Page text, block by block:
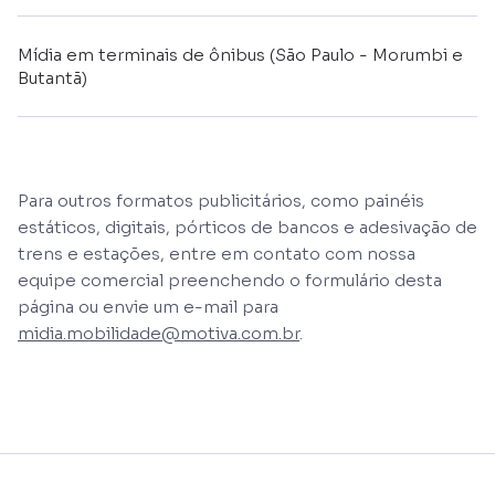
Mídia em terminais de ônibus (São Paulo - Morumbi e
Butantã)
Para outros formatos publicitários, como painéis
estáticos, digitais, pórticos de bancos e adesivação de
trens e estações, entre em contato com nossa
equipe comercial preenchendo o formulário desta
página ou envie um e-mail para
midia.mobilidade@motiva.com.br.